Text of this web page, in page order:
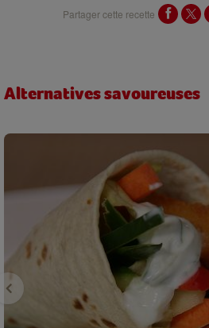
Partager cette recette
Alternatives savoureuses